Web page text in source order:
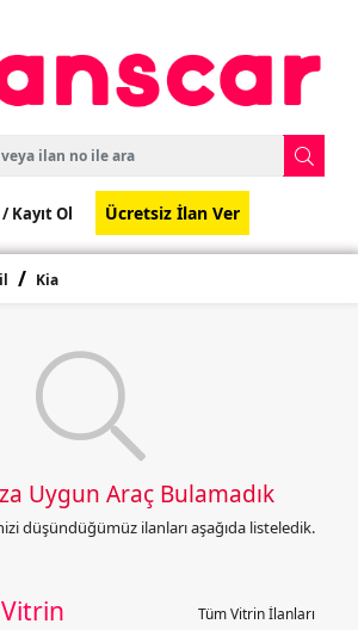
/Kayıt Ol Ücretsiz İlan Ver
Kia
Uygun Araç Bulamadık
düşündüğümüz ilanları aşağıda listeledik.
Vitrin Tüm Vitrin İlanları